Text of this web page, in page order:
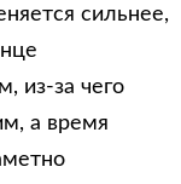
сильнее,
из-за чего
а время